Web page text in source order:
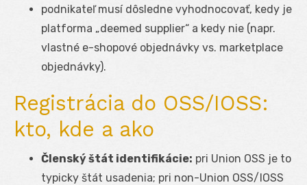
podnikateľ musí dôsledne vyhodnocovať, kedy je
platforma „deemed supplier“ a kedy nie (napr.
vlastné e-shopové objednávky vs. marketplace
objednávky).
Registrácia do OSS/IOSS:
kto, kde a ako
Členský štát identifikácie: pri Union OSS je to
typicky štát usadenia; pri non-Union OSS/IOSS